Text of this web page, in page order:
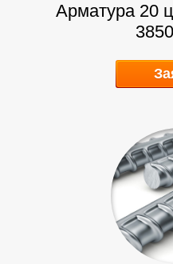
Ь
Арматура 20
Ь